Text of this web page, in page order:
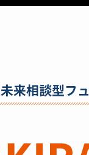
未来相談型フ